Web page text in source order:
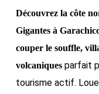
Découvrez la côte
Gigantes à
couper le souffle,
volcaniquesparfait
tourisme actif.